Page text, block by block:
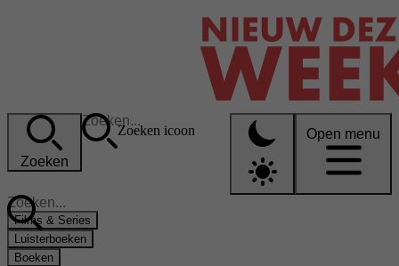
Zoeken
Zoeken icoon Open menu
Films & Series
Luisterboeken
Boeken